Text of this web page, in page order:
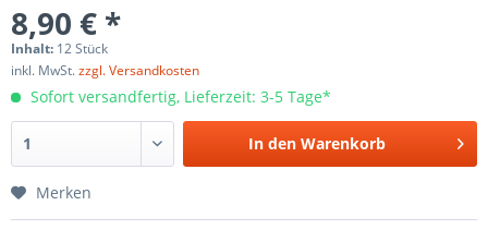
8,90 € *
Inhalt: 12 Stück
inkl. MwSt.zzgl. Versandkosten
Sofort versandfertig, Lieferzeit: 3-5 Tage*
In den Warenkorb
Merken